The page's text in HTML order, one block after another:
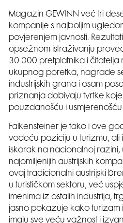
Magazin GEWINN već tri
kompanije s najboljim
povjerenjem javnosti.
opsežnom istraživanju
30.000 pretplatnika i čitatelja
ukupnog poretka, nagrade
industrijskih grana i osam
priznanja dobivaju tvrtke koje
pouzdanošću i
Falkensteiner je tako i ove
vodeću poziciju u turizmu, ali
iskorak na nacionalnoj razini,
najomiljenijih austrijskih
ovaj tradicionalni austrijski
u turističkom sektoru, već
imenima iz ostalih industrija,
jasno pokazuje kako
imaju sve veću važnost i